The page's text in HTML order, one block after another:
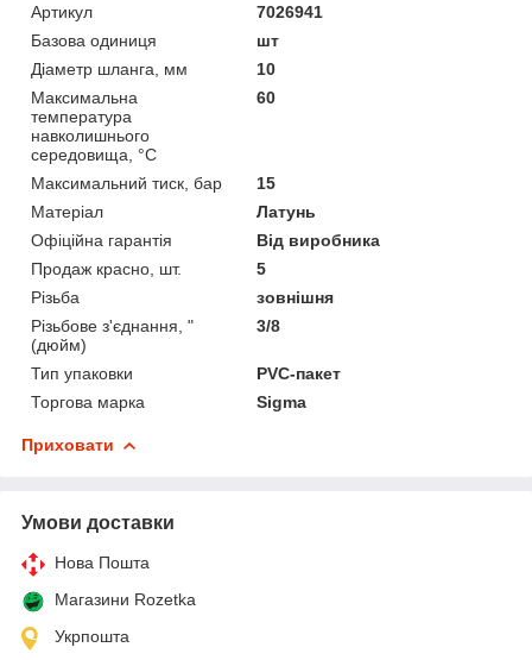
Артикул
7026941
Базова одиниця
шт
Діаметр шланга, мм
10
Максимальна
температура
навколишнього
середовища, °C
60
Максимальний тиск, бар
15
Матеріал
Латунь
Офіційна гарантія
Від виробника
Продаж красно, шт.
5
Різьба
зовнішня
Різьбове з'єднання, "
(дюйм)
3/8
Тип упаковки
PVC-пакет
Торгова марка
Sigma
Приховати
Умови доставки
Нова Пошта
Магазини Rozetka
Укрпошта